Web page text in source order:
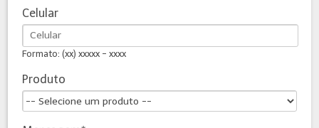
Celular
Formato: (xx) xxxxx - xxxx
Produto